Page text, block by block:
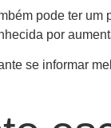
pode ter
por
se informar